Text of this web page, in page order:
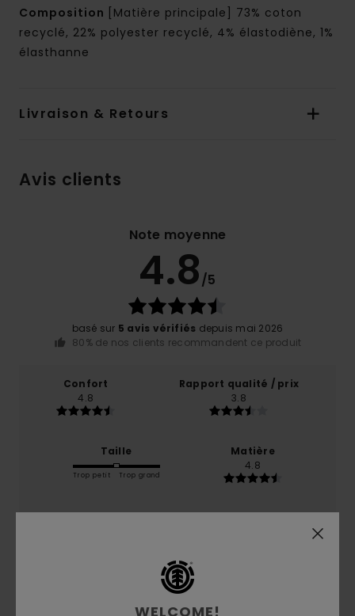
Composition
[Matière principale] 73% coton
recyclé, 22% polyester recyclé, 4% élastodiène, 1%
élasthanne
Livraison & Retours
Avis clients
Note moyenne
4.8/5
basé sur 5 avis vérifiés depuis mai 2026
80% de nos clients recommandent ce produit
Confort
4.8
Rapport qualité / prix
3.8
Taille
Trop petit Trop grand
Matière
4.8
WELCOME!